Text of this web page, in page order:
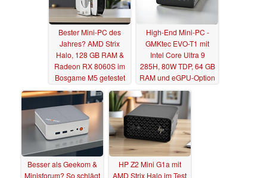
Bester Mini-PC des
Jahres? AMD Strix
Halo, 128 GB RAM &
Radeon RX 8060S im
Bosgame M5 getestet
15.08.2025
High-End Mini-PC -
GMKtec EVO-T1 mit
Intel Core Ultra 9
285H, 80W TDP, 64 GB
RAM und eGPU-Option
im Test 10.08.2025
Besser als Geekom &
Minisforum? So schlägt
HP Z2 Mini G1a mit
AMD Strix Halo im Test